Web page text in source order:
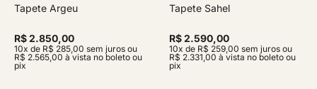
Tapete Argeu
R$ 2.850,00
10x de R$ 285,00 sem juros ou
R$ 2.565,00 à vista no boleto ou
pix
Tapete Sahel
R$ 2.590,00
10x de R$ 259,00 sem juros ou
R$ 2.331,00 à vista no boleto ou
pix